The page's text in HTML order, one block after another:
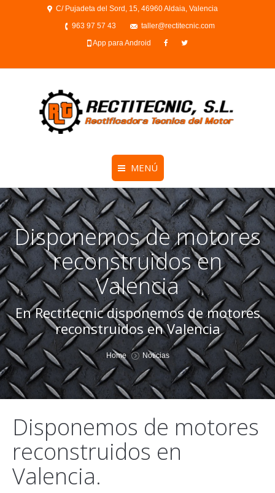
C/ Pujadeta del Sord, 15, 46960 Aldaia, Valencia
963 97 57 43
taller@rectitecnic.com
App para Android
MENÚ
Disponemos de motores
reconstruidos en
Valencia
En Rectitecnic disponemos de motores
reconstruidos en Valencia
You are here: Home Noticias
Disponemos de motores
reconstruidos en
Valencia.